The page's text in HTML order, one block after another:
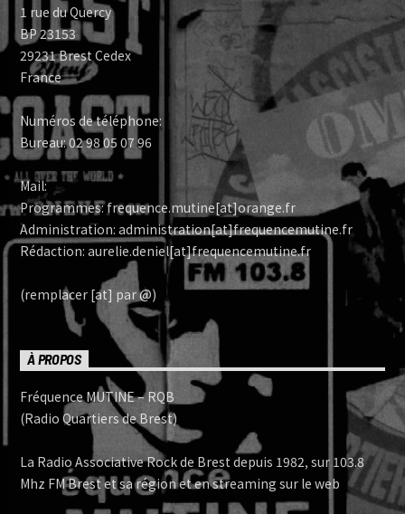
1 rue du Quercy
BP 23153
29231 Brest Cedex
France
Numéros de téléphone:
Bureau: 02 98 05 07 96
Mail:
Programmes: frequence.mutine[at]orange.fr
Administration: administration[at]frequencemutine.fr
Rédaction: aurelie.deniel[at]frequencemutine.fr
(remplacer [at] par @)
À PROPOS
Fréquence MUTINE – RQB
(Radio Quartiers de Brest)
La Radio Associative Rock de Brest depuis 1982, sur 103.8
Mhz FM Brest et sa région et en streaming sur le web